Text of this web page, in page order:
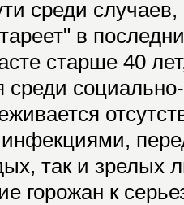
среди
в
старше 40
среди
инфекциями,
так и зрелых
горожан к